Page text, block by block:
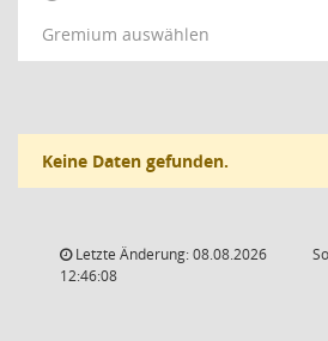
Gremium auswählen
Keine Daten gefunden.
Letzte Änderung: 08.08.2026
12:46:08